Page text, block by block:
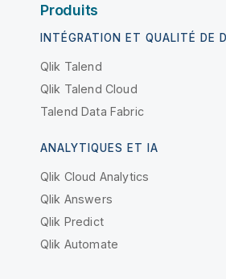
Produits
INTÉGRATION ET QUALITÉ DE
Qlik Talend
Qlik Talend Cloud
Talend Data Fabric
ANALYTIQUES ET IA
Qlik Cloud Analytics
Qlik Answers
Qlik Predict
Qlik Automate